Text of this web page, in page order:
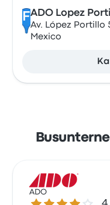
FADO Lopez
Av. López Portillo
Mexico
ADO
4.2 von 5 Sternen